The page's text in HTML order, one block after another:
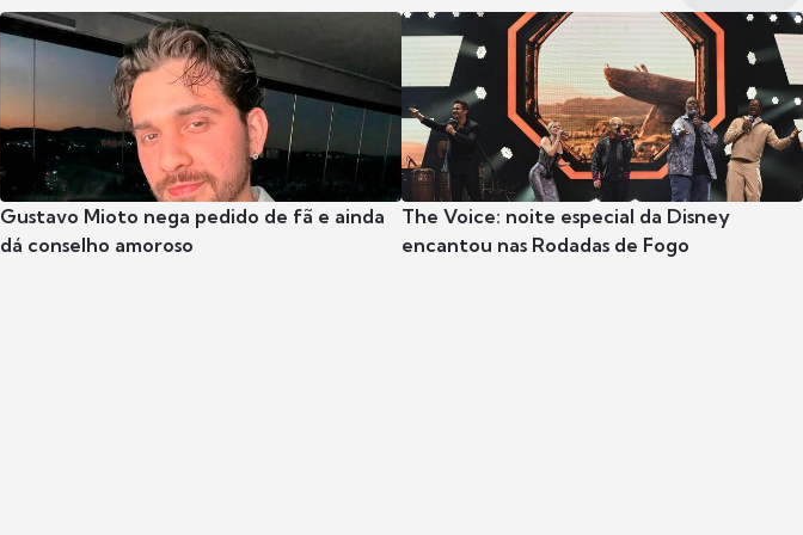
Gustavo Mioto nega pedido de fã e ainda
dá conselho amoroso
The Voice: noite especial da Disney
encantou nas Rodadas de Fogo